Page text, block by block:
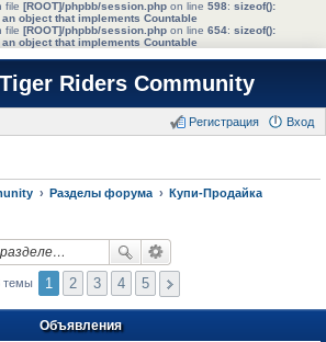
file [ROOT]/phpbb/session.php on line 598: sizeof():
object that implements Countable
file [ROOT]/phpbb/session.php on line 654: sizeof():
object that implements Countable
Riders Community
Вход
Регистрация
Разделы форума Купи-Продайка
темы 1 2 3 4 5
Объявления